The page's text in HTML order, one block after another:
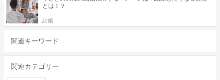
とは！？
結婚
関連キーワード
関連カテゴリー